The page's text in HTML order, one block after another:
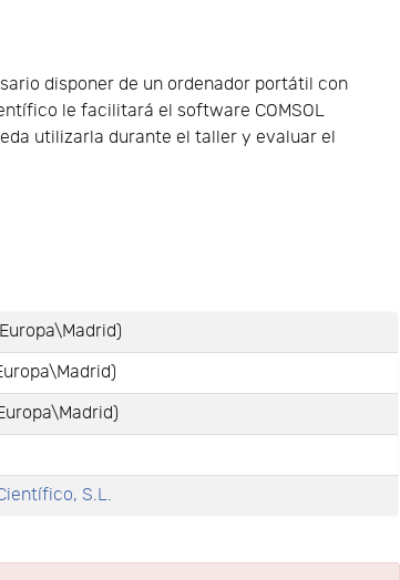
disponer de un ordenador portátil con
le facilitará el software COMSOL
utilizarla durante el taller y evaluar el
S.L.